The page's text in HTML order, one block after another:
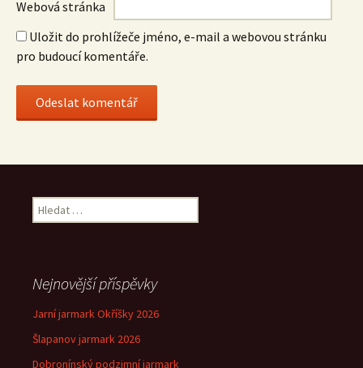
Webová stránka
Uložit do prohlížeče jméno, e-mail a webovou stránku
pro budoucí komentáře.
Vyhledávání
Nejnovější příspěvky
Jarní jarmark Okříšky 2026
Šlapanov jarmark 2026
Dobronínský podzimní jarmark